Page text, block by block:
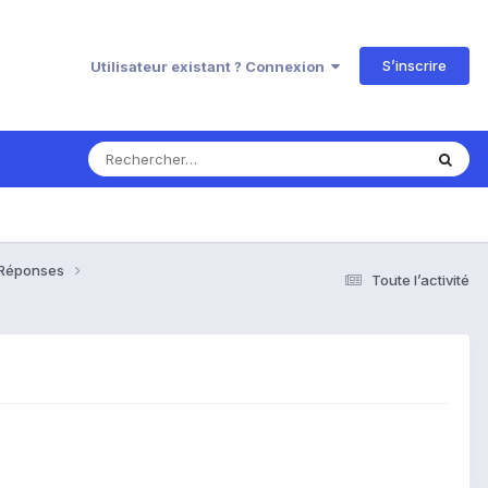
Utilisateur existant ? Connexion S’inscrire
Toute l’activité